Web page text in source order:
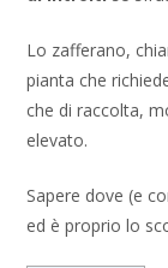
Lo zafferano,
pianta che
che di raccolta,
elevato.
Sapere dove (e
ed è proprio lo